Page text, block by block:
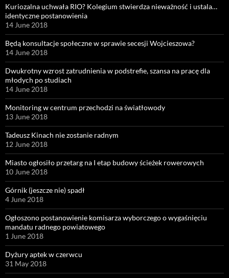
Kuriozalna uchwała RIO? Kolegium stwierdza nieważność i ustala…
identyczne postanowienia
14 June 2018
Będą konsultacje społeczne w sprawie secesji Wojcieszowa?
14 June 2018
Dwukrotny wzrost zatrudnienia w podstrefie, szansa na pracę dla
młodych po studiach
14 June 2018
Monitoring w centrum przechodzi na światłowody
13 June 2018
Tadeusz Kinach nie zostanie radnym
12 June 2018
Miasto ogłosiło przetarg na I etap budowy ścieżek rowerowych
10 June 2018
Górnik (jeszcze nie) spadł
4 June 2018
Ogłoszono postanowienie komisarza wyborczego o wygaśnięciu
mandatu radnego powiatowego
1 June 2018
Dyżury aptek w czerwcu
31 May 2018